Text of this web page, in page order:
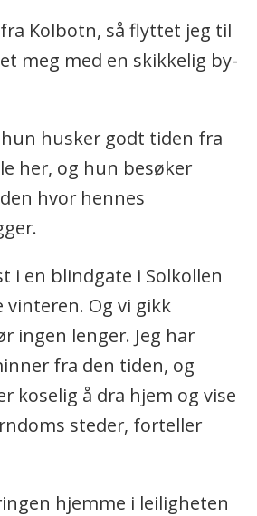
fra Kolbotn, så flyttet jeg til
meg med en skikkelig by-
husker godt tiden fra
her, og hun besøker
hvor hennes
i en blindgate i Solkollen
vinteren. Og vi gikk
ingen lenger. Jeg har
fra den tiden, og
koselig å dra hjem og vise
steder, forteller
hjemme i leiligheten